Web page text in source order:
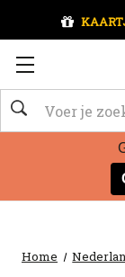
Zoeken
Home